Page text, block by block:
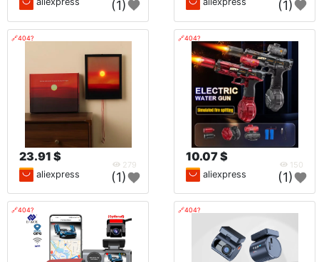
(1) (1)
🔗404?
23.91 $
279
aliexpress (1)
🔗404?
10.07 $
150
aliexpress (1)
🔗404? 🔗404?